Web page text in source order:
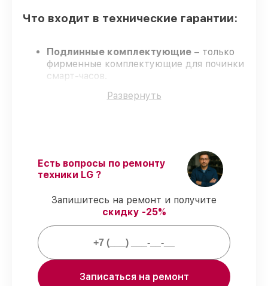
Что входит в технические гарантии:
Подлинные комплектующие – только
фирменные комплектующие для починки
смарт-часов.
обучение и сертификация подтверждают
проводится с соблюдением гарантийных
обязательств.
Что мы гарантируем при починке
80%
заказов закрываем в присутствии
комплектующих хранятся на
Развернуть
Есть вопросы по ремонту
техники LG ?
Запишитесь на ремонт и получите
скидку -25%
Записаться на ремонт